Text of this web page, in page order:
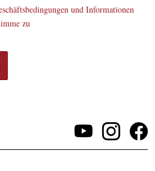
und Informationen
zu